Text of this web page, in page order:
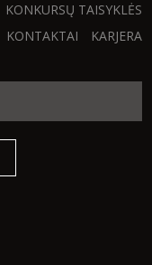
KONKURSŲ TAISYKLĖS
KARJERA
KONTAKTAI